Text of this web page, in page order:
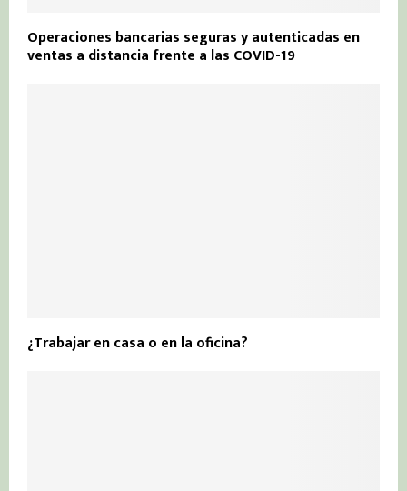
Operaciones bancarias seguras y autenticadas en
ventas a distancia frente a las COVID-19
¿Trabajar en casa o en la oficina?